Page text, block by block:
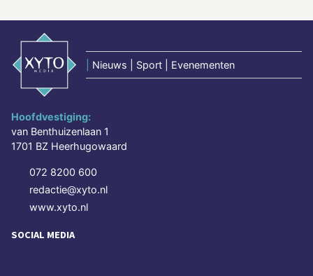
Nieuws | Sport | Evenementen
Hoofdvestiging:
van Benthuizenlaan 1
1701 BZ Heerhugowaard
072 8200 600
redactie@xyto.nl
www.xyto.nl
SOCIAL MEDIA